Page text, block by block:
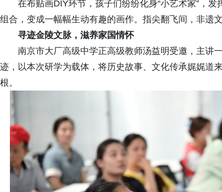
在布贴画DIY环节，孩子们纷纷化身“小艺术家”，
组合，变成一幅幅生动有趣的画作。指尖翻飞间，非遗
寻迹金陵文脉，滋养家国情怀
南京市大厂高级中学正高级教师汤益明受邀，主讲
迹，以本次研学为载体，将历史故事、文化传承娓娓道
根。